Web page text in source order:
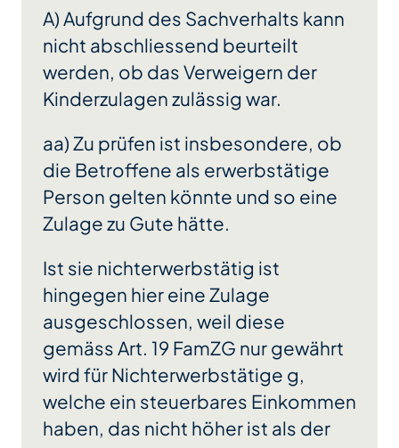
A) Aufgrund des Sachverhalts kann
nicht abschliessend beurteilt
werden, ob das Verweigern der
Kinderzulagen zulässig war.
aa) Zu prüfen ist insbesondere, ob
die Betroffene als erwerbstätige
Person gelten könnte und so eine
Zulage zu Gute hätte.
Ist sie nichterwerbstätig ist
hingegen hier eine Zulage
ausgeschlossen, weil diese
gemäss Art. 19 FamZG nur gewährt
wird für Nichterwerbstätige g,
welche ein steuerbares Einkommen
haben, das nicht höher ist als der